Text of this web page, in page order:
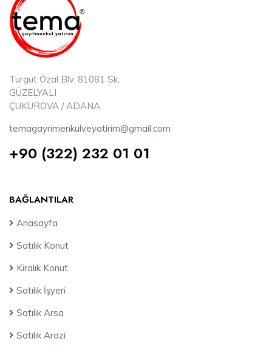
Turgut Özal Blv. 81081 Sk.
GÜZELYALI
ÇUKUROVA / ADANA
temagayrimenkulveyatirim@gmail.com
+90 (322) 232 01 01
BAĞLANTILAR
Anasayfa
Satılık Konut
Kiralık Konut
Satılık İşyeri
Satılık Arsa
Satılık Arazi